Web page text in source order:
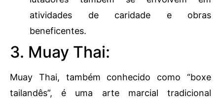
atividades de caridade e obras
beneficentes.
3. Muay Thai:
Muay Thai, também conhecido como “boxe
tailandês”, é uma arte marcial tradicional